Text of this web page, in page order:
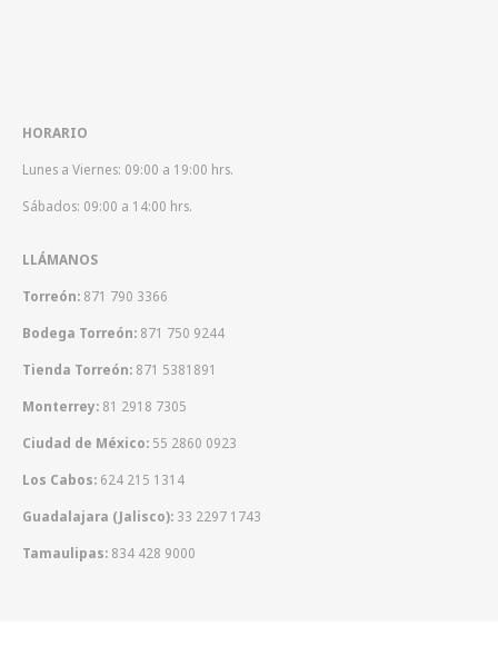
HORARIO
Lunes a Viernes: 09:00 a 19:00 hrs.
Sábados: 09:00 a 14:00 hrs.
LLÁMANOS
Torreón: 871 790 3366
Bodega Torreón: 871 750 9244
Tienda Torreón: 871 5381891
Monterrey: 81 2918 7305
Ciudad de México: 55 2860 0923
Los Cabos: 624 215 1314
Guadalajara (Jalisco): 33 2297 1743
Tamaulipas: 834 428 9000